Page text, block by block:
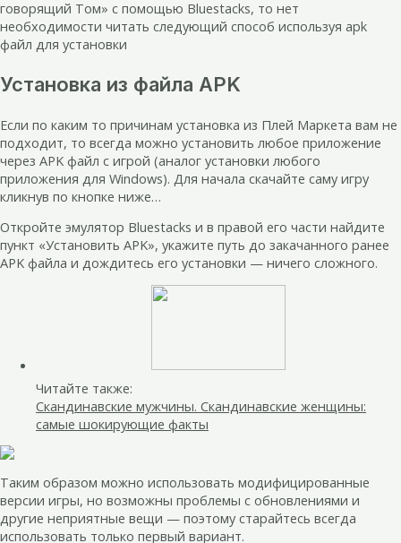
говорящий Том» с помощью Bluestacks, то нет
необходимости читать следующий способ используя apk
файл для установки
Установка из файла APK
Если по каким то причинам установка из Плей Маркета вам не
подходит, то всегда можно установить любое приложение
через APK файл с игрой (аналог установки любого
приложения для Windows). Для начала скачайте саму игру
кликнув по кнопке ниже…
Откройте эмулятор Bluestacks и в правой его части найдите
пункт «Установить APK», укажите путь до закачанного ранее
APK файла и дождитесь его установки — ничего сложного.
Читайте также:
Скандинавские мужчины. Скандинавские женщины:
самые шокирующие факты
Таким образом можно использовать модифицированные
версии игры, но возможны проблемы с обновлениями и
другие неприятные вещи — поэтому старайтесь всегда
использовать только первый вариант.